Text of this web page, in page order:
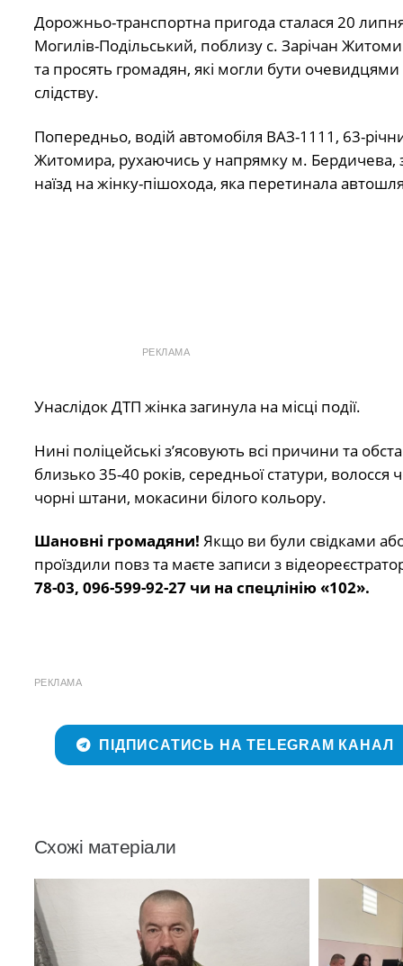
Дорожньо-транспортна пригода сталася 20
Могилів-Подільський, поблизу с. Зарічан
та просять громадян, які могли бути
слідству.
Попередньо, водій автомобіля ВАЗ-1111, 63-
Житомира, рухаючись у напрямку м. Бердичева,
наїзд на жінку-пішохода, яка перетинала
РЕКЛАМА
Унаслідок ДТП жінка загинула на місці події.
Нині поліцейські з’ясовують всі причини та
близько 35-40 років, середньої статури,
чорні штани, мокасини білого кольору.
Шановні громадяни! Якщо ви були свідками
проїздили повз та маєте записи з
78-03, 096-599-92-27 чи на спецлінію «102».
РЕКЛАМА
ПІДПИСАТИСЬ НА TELEGRAM КАНАЛ
Схожі матеріали